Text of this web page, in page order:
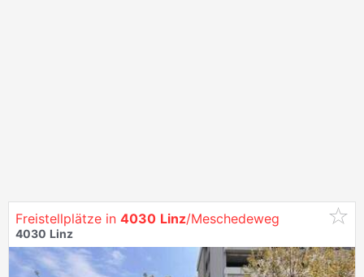
Freistellplätze in 4030 Linz/Meschedeweg
4030 Linz